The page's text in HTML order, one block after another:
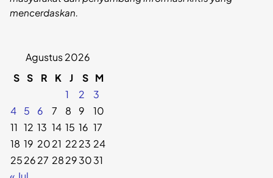
mencerdaskan.
Agustus 2026
S S R K J S M
1
2
3
4
5 6 7 8 9
10
11 12 13 14 15 16 17
18 19 2021 2223 24
252627 28293031